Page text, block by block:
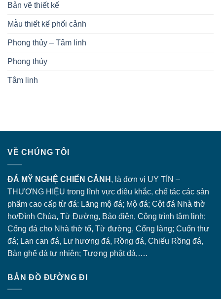
Bản vẽ thiết kế
Mẫu thiết kế phối cảnh
Phong thủy – Tâm linh
Phong thủy
Tâm linh
VỀ CHÚNG TÔI
ĐÁ MỸ NGHỆ CHIẾN CẢNH , là đơn vị UY TÍN –
THƯƠNG HIỆU trong lĩnh vực điêu khắc, chế tác các sản
phẩm cao cấp từ đá: Lăng mộ đá; Mộ đá; Cột đá Nhà thờ
họ/Đình Chùa, Từ Đường, Bảo điện, Công trình tâm linh;
Cổng đá cho Nhà thờ tổ, Từ đường, Cổng làng; Cuốn thư
đá; Lan can đá, Lư hương đá, Rồng đá, Chiếu Rồng đá,
Bàn ghế đá tự nhiên; Tượng phật đá,….
BẢN ĐỒ ĐƯỜNG ĐI